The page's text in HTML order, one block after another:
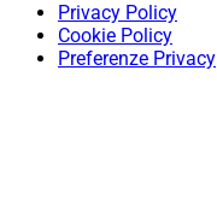
Privacy Policy
Cookie Policy
Preferenze Privacy